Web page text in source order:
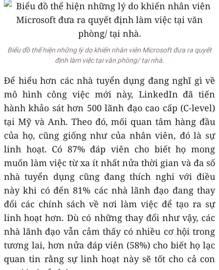
Biểu đồ thể hiện những lý do khiến nhân viên Microsoft đưa ra quyết
định làm việc tại văn phòng/ tại nhà.
Để hiểu hơn các nhà tuyển dụng đang nghĩ gì về
mô hình công việc mới này, LinkedIn đã tiến
hành khảo sát hơn 500 lãnh đạo cao cấp (C-level)
tại Mỹ và Anh. Theo đó, mối quan tâm hàng đầu
của họ, cũng giống như của nhân viên, đó là sự
linh hoạt. Có 87% đáp viên cho biết họ mong
muốn làm việc từ xa ít nhất nửa thời gian và đa số
nhà tuyển dụng cũng đang thích nghi với điều
này khi có đến 81% các nhà lãnh đạo đang thay
đổi các chính sách về nơi làm việc để tạo ra sự
linh hoạt hơn. Dù có những thay đổi như vậy, các
nhà lãnh đạo vẫn cảm thấy có nhiều cơ hội trong
tương lai, hơn nửa đáp viên (58%) cho biết họ lạc
quan tin rằng sự linh hoạt này sẽ tốt cho cả con